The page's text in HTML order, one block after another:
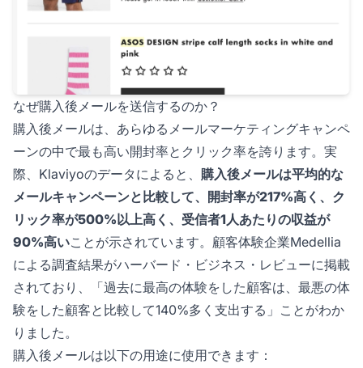
なぜ購入後メールを送信するのか？
購入後メールは、あらゆるメールマーケティングキャンペ
ーンの中で最も高い開封率とクリック率を誇ります。実
際、Klaviyoのデータによると、 購入後メールは平均的な
メールキャンペーンと比較して、開封率が217%高く、ク
リック率が500%以上高く、受信者1人あたりの収益が
90%高いことが示されています。顧客体験企業Medellia
による調査結果がハーバード・ビジネス・レビューに掲載
されており、「過去に最高の体験をした顧客は、最悪の体
験をした顧客と比較して140%多く支出する」ことがわか
りました。
購入後メールは以下の用途に使用できます：